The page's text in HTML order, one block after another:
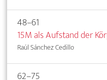
48–61
15M als Aufstand der
Raúl Sánchez Cedillo
62–75